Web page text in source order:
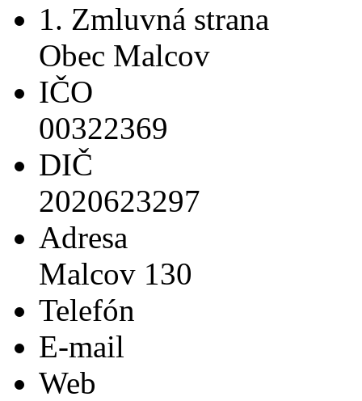
1. Zmluvná strana
Obec Malcov
IČO
00322369
DIČ
2020623297
Adresa
Malcov 130
Telefón
E-mail
Web